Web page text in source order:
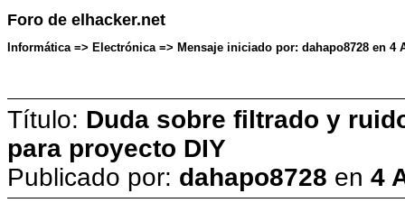
Foro de elhacker.net
Informática => Electrónica => Mensaje iniciado por: dahapo8728 en 4
Título: Duda sobre filtrado y
para proyecto DIY
Publicado por: dahapo8728 en 4